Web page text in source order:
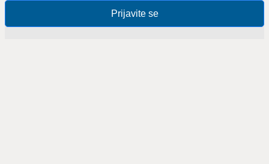
Prijavite se